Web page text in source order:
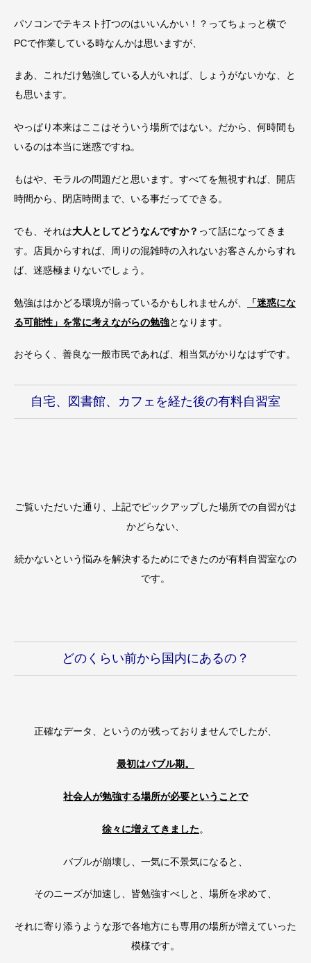
パソコンでテキスト打つのはいいんかい！？ってちょっと横で
PCで作業している時なんかは思いますが、
まあ、これだけ勉強している人がいれば、しょうがないかな、と
も思います。
やっぱり本来はここはそういう場所ではない。だから、何時間も
いるのは本当に迷惑ですね。
もはや、モラルの問題だと思います。すべてを無視すれば、開店
時間から、閉店時間まで、いる事だってできる。
でも、それは大人としてどうなんですか？ って話になってきま
す。店員からすれば、周りの混雑時の入れないお客さんからすれ
ば、迷惑極まりないでしょう。
勉強ははかどる環境が揃っているかもしれませんが、
「迷惑にな
る可能性」を常に考えながらの勉強となります。
おそらく、善良な一般市民であれば、相当気がかりなはずです。
自宅、図書館、カフェを経た後の有料自習室
ご覧いただいた通り、上記でピックアップした場所での自習がは
かどらない、
続かないという悩みを解決するためにできたのが有料自習室なの
です。
どのくらい前から国内にあるの？
正確なデータ、というのが残っておりませんでしたが、
最初はバブル期。
社会人が勉強する場所が必要ということで
徐々に増えてきました。
バブルが崩壊し、一気に不景気になると、
そのニーズが加速し、皆勉強すべしと、場所を求めて、
それに寄り添うような形で各地方にも専用の場所が増えていった
模様です。